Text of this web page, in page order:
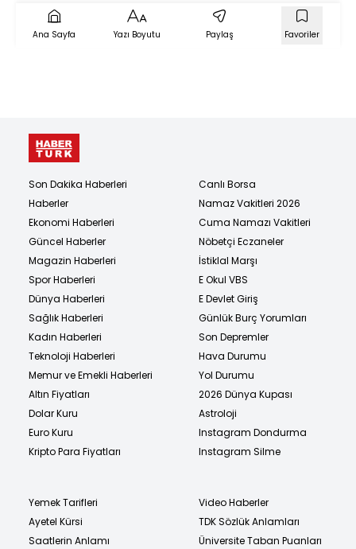
Ana Sayfa Yazı Boyutu Paylaş Favoriler
Son Dakika Haberleri
Haberler
Ekonomi Haberleri
Güncel Haberler
Magazin Haberleri
Spor Haberleri
Dünya Haberleri
Sağlık Haberleri
Kadın Haberleri
Teknoloji Haberleri
Memur ve Emekli Haberleri
Altın Fiyatları
Dolar Kuru
Euro Kuru
Kripto Para Fiyatları
Canlı Borsa
Namaz Vakitleri 2026
Cuma Namazı Vakitleri
Nöbetçi Eczaneler
İstiklal Marşı
E Okul VBS
E Devlet Giriş
Günlük Burç Yorumları
Son Depremler
Hava Durumu
Yol Durumu
2026 Dünya Kupası
Astroloji
Instagram Dondurma
Instagram Silme
Yemek Tarifleri
Ayetel Kürsi
Saatlerin Anlamı
Video Haberler
TDK Sözlük Anlamları
Üniversite Taban Puanları